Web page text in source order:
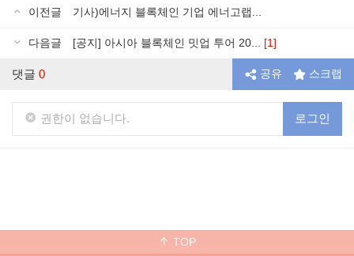
이전글 기사)에너지 블록체인 기업 에너고랩...
다음글 [공지] 아시아 블록체인 밋업 투어 20... [1]
댓글 0 공유 스크랩
권한이 없습니다. 로그인
TOP